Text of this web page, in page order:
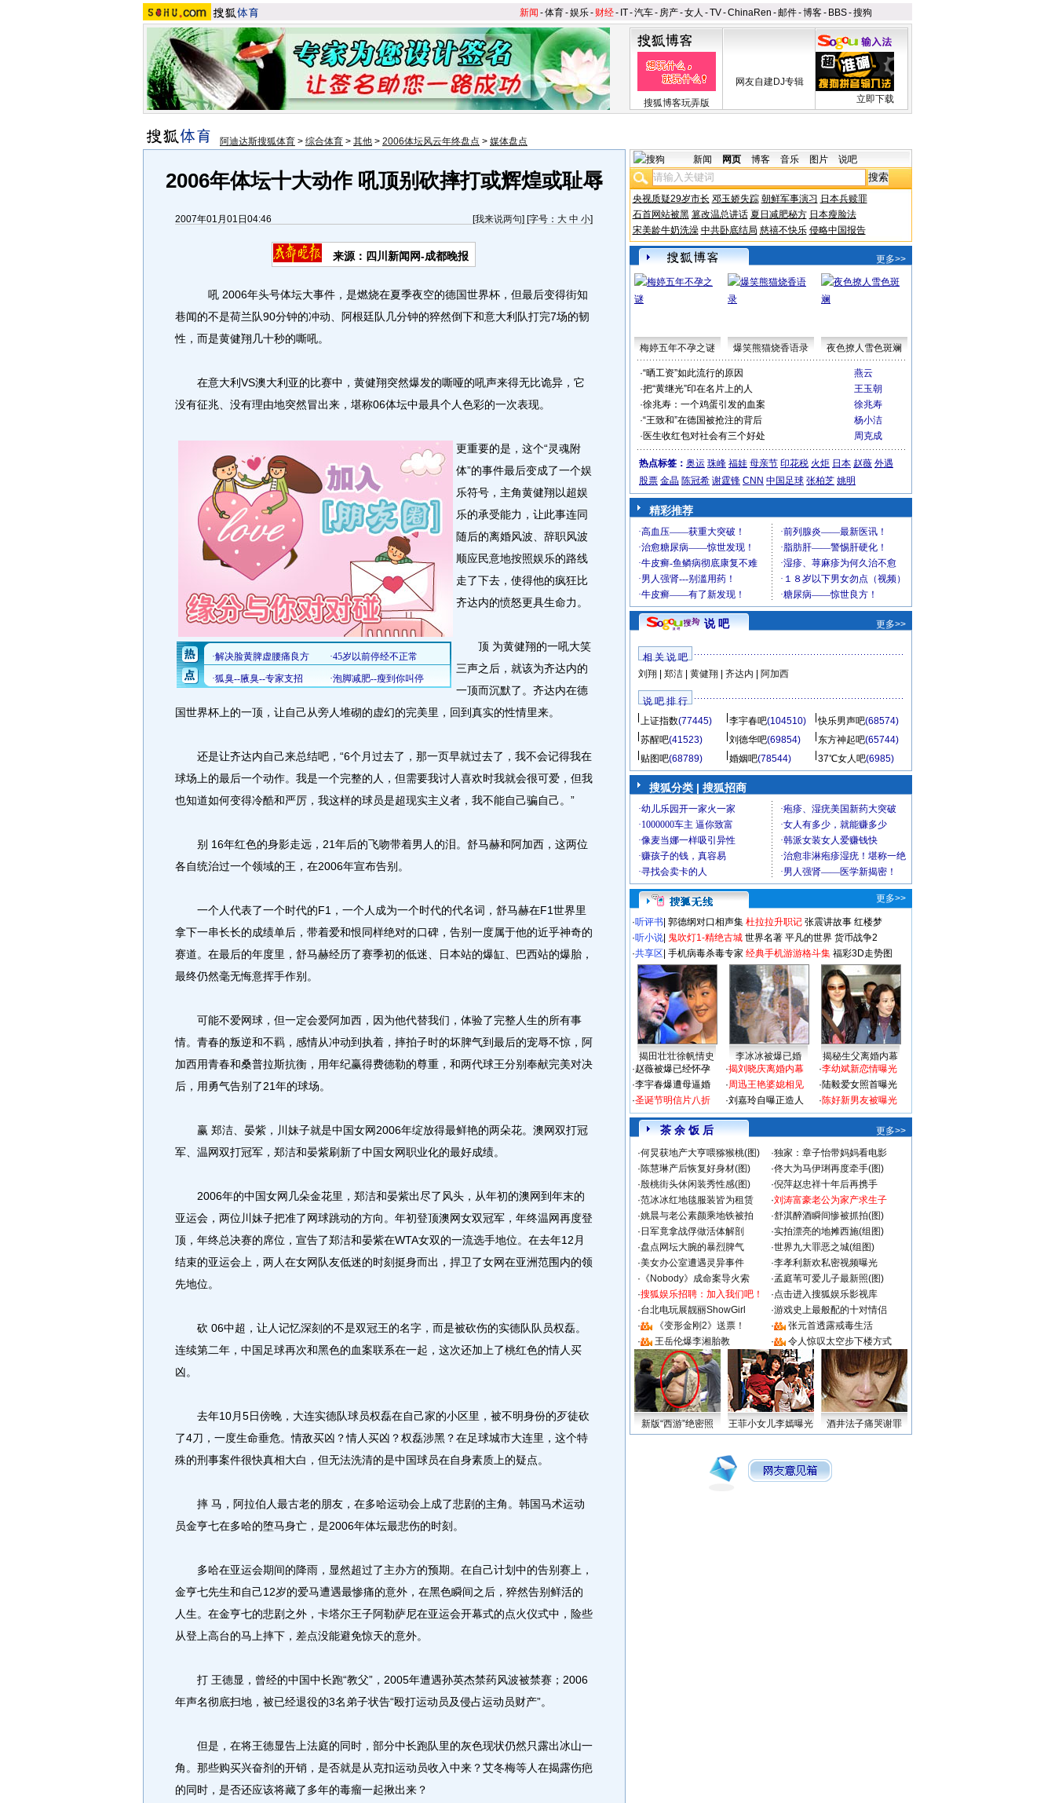
新闻 -体育-娱乐- 财经- IT-汽车- 房产-女人 -TV-ChinaRen -邮件-博客- BBS-搜狗
搜狐博客玩弄版
网友自建DJ专辑
立即下载
阿迪达斯搜狐体育 > 综合体育 > 其他 > 2006体坛风云年终盘点 > 媒体盘点
2006年体坛十大动作 吼顶别砍摔打或辉煌或耻辱
2007年01月01日04:46 [我来说两句] [字号： 大 中 小]
来源：四川新闻网-成都晚报
吼 2006年头号体坛大事件，是燃烧在夏季夜空的德国世界杯，但最后变得街知
巷闻的不是荷兰队90分钟的冲动、阿根廷队几分钟的猝然倒下和意大利队打完7场的韧
性，而是黄健翔几十秒的嘶吼。
在意大利VS澳大利亚的比赛中，黄健翔突然爆发的嘶哑的吼声来得无比诡异，它
没有征兆、没有理由地突然冒出来，堪称06体坛中最具个人色彩的一次表现。
更重要的是，这个“灵魂附
体”的事件最后变成了一个娱
乐符号，主角黄健翔以超娱
乐的承受能力，让此事连同
随后的离婚风波、辞职风波
顺应民意地按照娱乐的路线
走了下去，使得他的疯狂比
齐达内的愤怒更具生命力。
顶 为黄健翔的一吼大笑
三声之后，就该为齐达内的
一顶而沉默了。齐达内在德
国世界杯上的一顶，让自己从旁人堆砌的虚幻的完美里，回到真实的性情里来。
还是让齐达内自己来总结吧，“6个月过去了，那一页早就过去了，我不会记得我在
球场上的最后一个动作。我是一个完整的人，但需要我讨人喜欢时我就会很可爱，但我
也知道如何变得冷酷和严厉，我这样的球员是超现实主义者，我不能自己骗自己。”
别 16年红色的身影走远，21年后的飞吻带着男人的泪。舒马赫和阿加西，这两位
各自统治过一个领域的王，在2006年宣布告别。
一个人代表了一个时代的F1，一个人成为一个时代的代名词，舒马赫在F1世界里
拿下一串长长的成绩单后，带着爱和恨同样绝对的口碑，告别一度属于他的近乎神奇的
赛道。在最后的年度里，舒马赫经历了赛季初的低迷、日本站的爆缸、巴西站的爆胎，
最终仍然毫无悔意挥手作别。
可能不爱网球，但一定会爱阿加西，因为他代替我们，体验了完整人生的所有事
情。青春的叛逆和不羁，感情从冲动到执着，摔拍子时的坏脾气到最后的宠辱不惊，阿
加西用青春和桑普拉斯抗衡，用年纪赢得费德勒的尊重，和两代球王分别奉献完美对决
后，用勇气告别了21年的球场。
赢 郑洁、晏紫，川妹子就是中国女网2006年绽放得最鲜艳的两朵花。澳网双打冠
军、温网双打冠军，郑洁和晏紫刷新了中国女网职业化的最好成绩。
2006年的中国女网几朵金花里，郑洁和晏紫出尽了风头，从年初的澳网到年末的
亚运会，两位川妹子把准了网球跳动的方向。年初登顶澳网女双冠军，年终温网再度登
顶，年终总决赛的席位，宣告了郑洁和晏紫在WTA女双的一流选手地位。在去年12月
结束的亚运会上，两人在女网队友低迷的时刻挺身而出，捍卫了女网在亚洲范围内的领
先地位。
砍 06中超，让人记忆深刻的不是双冠王的名字，而是被砍伤的实德队队员权磊。
连续第二年，中国足球再次和黑色的血案联系在一起，这次还加上了桃红色的情人买
凶。
去年10月5日傍晚，大连实德队球员权磊在自己家的小区里，被不明身份的歹徒砍
了4刀，一度生命垂危。情敌买凶？情人买凶？权磊涉黑？在足球城市大连里，这个特
殊的刑事案件很快真相大白，但无法洗清的是中国球员在自身素质上的疑点。
摔 马，阿拉伯人最古老的朋友，在多哈运动会上成了悲剧的主角。韩国马术运动
员金亨七在多哈的堕马身亡，是2006年体坛最悲伤的时刻。
多哈在亚运会期间的降雨，显然超过了主办方的预期。在自己计划中的告别赛上，
金亨七先生和自己12岁的爱马遭遇最惨痛的意外，在黑色瞬间之后，猝然告别鲜活的
人生。在金亨七的悲剧之外，卡塔尔王子阿勒萨尼在亚运会开幕式的点火仪式中，险些
从登上高台的马上摔下，差点没能避免惊天的意外。
打 王德显，曾经的中国中长跑“教父”，2005年遭遇孙英杰禁药风波被禁赛；2006
年声名彻底扫地，被已经退役的3名弟子状告“殴打运动员及侵占运动员财产”。
但是，在将王德显告上法庭的同时，部分中长跑队里的灰色现状仍然只露出冰山一
角。那些购买兴奋剂的开销，是否就是从克扣运动员收入中来？艾冬梅等人在揭露伤疤
的同时，是否还应该将藏了多年的毒瘤一起揪出来？
新闻 网页 博客 音乐 图片 说吧
央视质疑29岁市长 邓玉娇失踪 朝鲜军事演习 日本兵赎罪
石首网站被黑 篡改温总讲话 夏日减肥秘方 日本瘦脸法
宋美龄牛奶洗澡 中共卧底结局 慈禧不快乐 侵略中国报告
更多>>
梅婷五年不孕之谜 爆笑熊猫烧香语录 夜色撩人雪色斑斓
·“晒工资”如此流行的原因
燕云
·把“黄继光”印在名片上的人
王玉朝
·徐兆寿：一个鸡蛋引发的血案
徐兆寿
·“王致和”在德国被抢注的背后
杨小洁
· 医生收红包对社会有三个好处 周克成
热点标签： 奥运 珠峰 福娃 母亲节 印花税 火炬 日本 赵薇 外遇
股票 金晶 陈冠希 谢霆锋 CNN 中国足球 张柏芝 姚明
精彩推荐
说 吧 更多>>
相 关 说 吧
刘翔
郑洁| 黄健翔 齐达内 阿加西
说 吧 排 行
上证指数(77445) 李宇春吧(104510) 快乐男声吧(68574)
苏醒吧(41523) 刘德华吧(69854) 东方神起吧(65744)
贴图吧(68789) 婚姻吧(78544) 37℃女人吧(6985)
搜狐分类 | 搜狐招商
更多>>
·听评书 郭德纲对口相声集 杜拉拉升职记 张震讲故事 红楼梦
·听小说 鬼吹灯1-精绝古城 世界名著 平凡的世界 货币战争2
·共享区 手机病毒杀毒专家 经典手机游游格斗集 福彩3D走势图
揭田壮壮徐帆情史 李冰冰被爆已婚
揭秘生父离婚内幕
·赵薇被爆已经怀孕
·李宇春爆遭母逼婚
·圣诞节明信片八折
·揭刘晓庆离婚内幕
·周迅王艳婆媳相见
·刘嘉玲自曝正造人
·李幼斌新恋情曝光
·陆毅爱女照首曝光
·陈好新男友被曝光
茶 余 饭 后
更多>>
·何炅获地产大亨喂猕猴桃(图) ·独家：章子怡带妈妈看电影
·陈慧琳产后恢复好身材(图) ·佟大为马伊琍再度牵手(图)
·殷桃街头休闲装秀性感(图) ·倪萍赵忠祥十年后再携手
·范冰冰红地毯服装皆为租赁 ·刘涛富豪老公为家产求生子
·姚晨与老公素颜乘地铁被拍 ·舒淇醉酒瞬间惨被抓拍(图)
· 日军竟拿战俘做活体解剖 ·实拍漂亮的地摊西施(组图)
·盘点网坛大腕的暴烈脾气 ·世界九大罪恶之城(组图)
·美女办公室遭遇灵异事件 ·李孝利新欢私密视频曝光
· 《Nobody》成命案导火索 ·孟庭苇可爱儿子最新照(图)
·搜狐娱乐招聘：加入我们吧！ ·点击进入搜狐娱乐影视库
·台北电玩展靓丽ShowGirl ·游戏史上最般配的十对情侣
·
《变形金刚2》送票！ ·
张元首透露戒毒生活
·
王岳伦爆李湘胎教 · 令人惊叹太空步下楼方式
新版“西游”绝密照 王菲小女儿李嫣曝光 酒井法子痛哭谢罪